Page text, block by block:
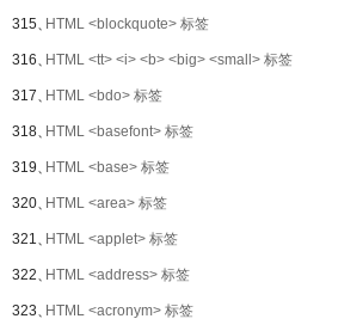
315、HTML <blockquote> 标签
316、HTML <tt> <i> <b> <big> <small> 标签
317、HTML <bdo> 标签
318、HTML <basefont> 标签
319、HTML <base> 标签
320、HTML <area> 标签
321、HTML <applet> 标签
322、HTML <address> 标签
323、HTML <acronym> 标签